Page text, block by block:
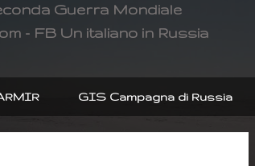
Guerra Mondiale
- FB Un italiano in Russia
GIS Campagna di Russia